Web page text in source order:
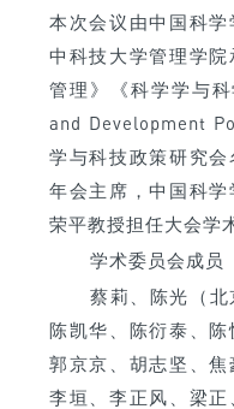
本次会议由中国科
中科技大学管理学
管理》《科学学与
and Development
学与科技政策研究
年会主席，中国科
荣平教授担任大会学
学术委员会成员
蔡莉、陈光（北
陈凯华、陈衍泰、陈
郭京京、胡志坚、焦
李垣、李正风、梁